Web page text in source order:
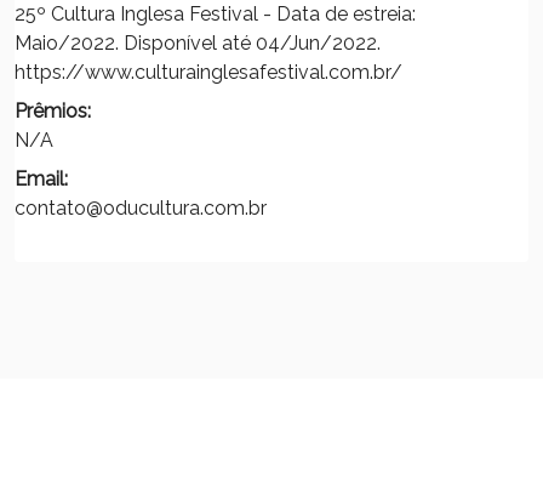
25º Cultura Inglesa Festival - Data de estreia:
Maio/2022. Disponível até 04/Jun/2022.
https://www.culturainglesafestival.com.br/
Prêmios:
N/A
Email:
contato@oducultura.com.br